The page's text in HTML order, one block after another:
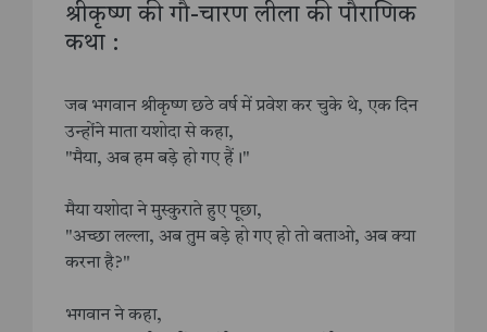
श्रीकृष्ण की गौ-चारण लीला की पौराणिक
कथा :
जब भगवान श्रीकृष्ण छठे वर्ष में प्रवेश कर चुके थे, एक दिन
उन्होंने माता यशोदा से कहा,
"मैया, अब हम बड़े हो गए हैं।"
मैया यशोदा ने मुस्कुराते हुए पूछा,
"अच्छा लल्ला, अब तुम बड़े हो गए हो तो बताओ, अब क्या
करना है?"
भगवान ने कहा,